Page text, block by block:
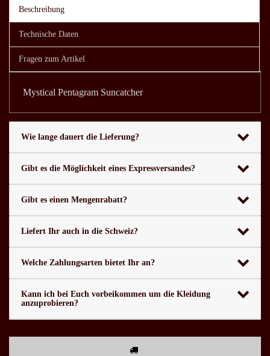
Beschreibung
Technische Daten
Fragen zum Artikel
Mystical Pentagram Suncatcher
Wie lange dauert die Lieferung?
Gibt es die Möglichkeit eines Expressversandes?
Gibt es einen Mengenrabatt?
Liefert Ihr auch in die Schweiz?
Welche Zahlungsarten bietet Ihr an?
Kann ich bei Euch vorbeikommen um die Kleidung
anzuprobieren?